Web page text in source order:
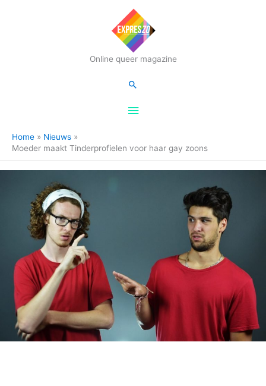
Online queer magazine
Hoofdmenu
Zoeken
Home
Nieuws
Moeder maakt Tinderprofielen voor haar gay zoons